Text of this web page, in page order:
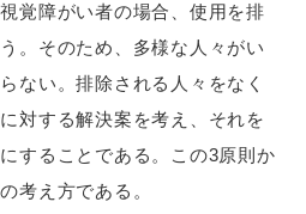
覚障がい者の場合、使用を排
。そのため、多様な人々がい
ない。排除される人々をなく
対する解決案を考え、それを
することである。この3原則か
考え方である。